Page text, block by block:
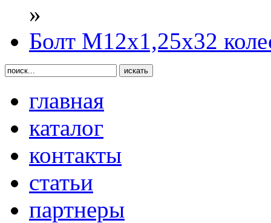
»
Болт М12х1,25х32
главная
каталог
контакты
статьи
партнеры